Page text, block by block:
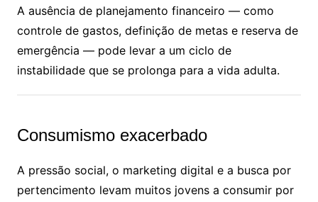
A ausência de planejamento financeiro — como
controle de gastos, definição de metas e reserva de
emergência — pode levar a um ciclo de
instabilidade que se prolonga para a vida adulta.
Consumismo exacerbado
A pressão social, o marketing digital e a busca por
pertencimento levam muitos jovens a consumir por